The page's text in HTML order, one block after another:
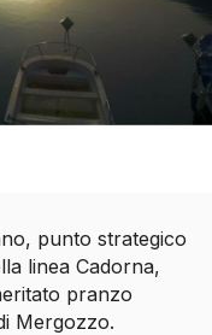
punto strategico
linea Cadorna,
pranzo
Mergozzo.